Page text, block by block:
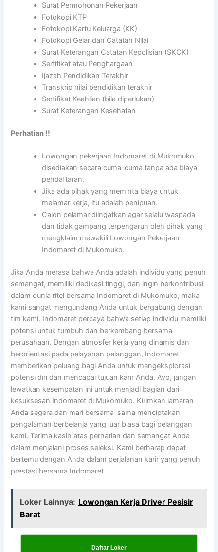
Surat Permohonan Pekerjaan
Fotokopi KTP
Fotokopi Kartu Keluarga (KK)
Fotokopi Gelar dan Catatan Nilai
Surat Keterangan Catatan Kepolisian (SKCK)
Sertifikat atau Penghargaan
Ijazah Pendidikan Terakhir
Transkrip nilai pendidikan terakhir
Sertifikat Keahlian (bila diperlukan)
Surat Keterangan Kesehatan
Perhatian !!
Lowongan pekerjaan Indomaret di Mukomuko
disediakan secara cuma-cuma tanpa ada biaya
pendaftaran.
Jika ada pihak yang meminta biaya untuk
melamar kerja, itu adalah penipuan.
Calon pelamar diingatkan agar selalu waspada
dan tidak gampang terpengaruh oleh pihak yang
mengklaim mewakili Lowongan Pekerjaan
Indomaret di Mukomuko.
Jika Anda merasa bahwa Anda adalah individu yang penuh
semangat, memiliki dedikasi tinggi, dan ingin berkontribusi
dalam dunia ritel bersama Indomaret di Mukomuko, maka
kami sangat mengundang Anda untuk bergabung dengan
tim kami. Indomaret percaya bahwa setiap individu memiliki
potensi untuk tumbuh dan berkembang bersama
perusahaan. Dengan atmosfer kerja yang dinamis dan
berorientasi pada pelayanan pelanggan, Indomaret
memberikan peluang bagi Anda untuk mengeksplorasi
potensi diri dan mencapai tujuan karir Anda. Ayo, jangan
lewatkan kesempatan ini untuk menjadi bagian dari
kesuksesan Indomaret di Mukomuko. Kirimkan lamaran
Anda segera dan mari bersama-sama menciptakan
pengalaman berbelanja yang luar biasa bagi pelanggan
kami. Terima kasih atas perhatian dan semangat Anda
dalam menjalani proses seleksi. Kami berharap dapat
bertemu dengan Anda dalam perjalanan karir yang penuh
prestasi bersama Indomaret.
Loker Lainnya: Lowongan Kerja Driver Pesisir
Barat
Daftar Loker